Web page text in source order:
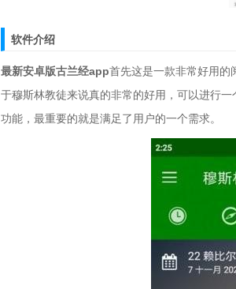
软件介绍
最新安卓版古兰经app首先这是一款非常好用的
于穆斯林教徒来说真的非常的好用，可以进行
功能，最重要的就是满足了用户的一个需求。